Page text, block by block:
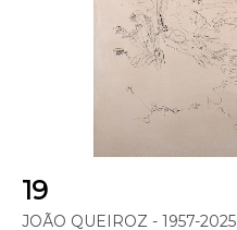
19
JOÃO QUEIROZ - 1957-2025